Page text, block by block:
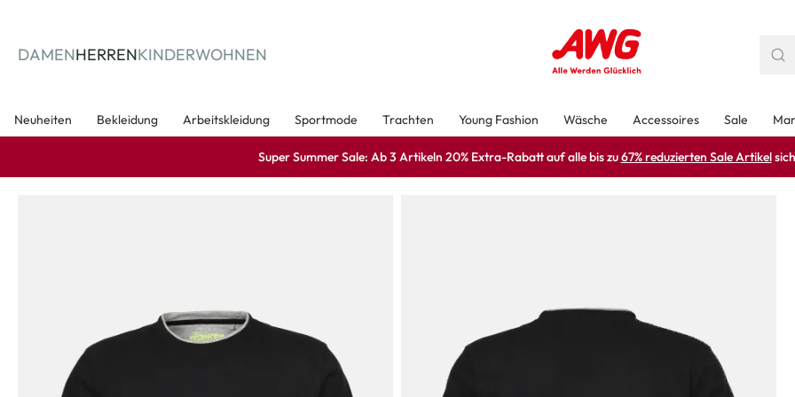
DAMENHERRENKINDERWOHNEN
Neuheiten Bekleidung Arbeitskleidung Sportmode Trachten Young Fashion Wäsche Accessoires Sale
Super Summer Sale: Ab 3 Artikeln 20% Extra-Rabatt auf alle bis zu67% reduzierten Sale Artikel